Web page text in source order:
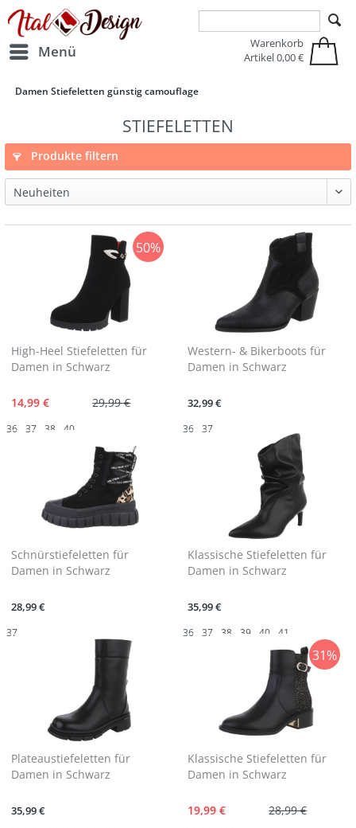
Zur Hauptnavigation springen Zum Hauptinhalt springen
Menü
Warenkorb
Artikel0,00 €
Damen Stiefeletten günstig camouflage
STIEFELETTEN
Produkte filtern
50%
High-Heel Stiefeletten für
Damen in Schwarz
29,99 €
14,99 €
36 37 38 40
Western- & Bikerboots für
Damen in Schwarz
32,99 €
36 37
Schnürstiefeletten für
Damen in Schwarz
28,99 €
37
Klassische Stiefeletten für
Damen in Schwarz
35,99 €
36 37 38 39 40 41
Plateaustiefeletten für
Damen in Schwarz
35,99 €
31%
Klassische Stiefeletten für
Damen in Schwarz
28,99 €
19,99 €